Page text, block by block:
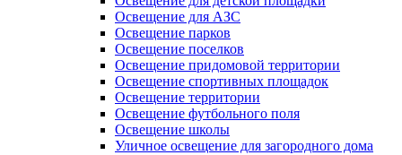
Освещение для АЗС
Освещение парков
Освещение поселков
Освещение придомовой территории
Освещение спортивных площадок
Освещение территории
Освещение футбольного поля
Освещение школы
Уличное освещение для загородного дома